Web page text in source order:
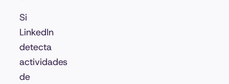
Si
LinkedIn
detecta
actividades
de